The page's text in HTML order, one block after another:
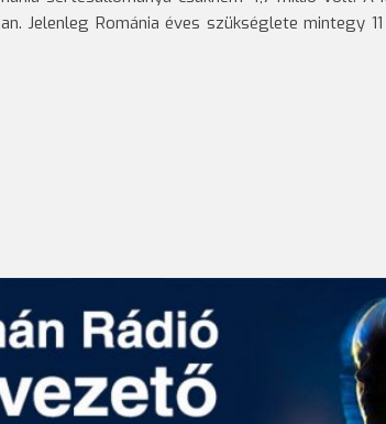
Jelenleg Románia éves szükséglete mintegy